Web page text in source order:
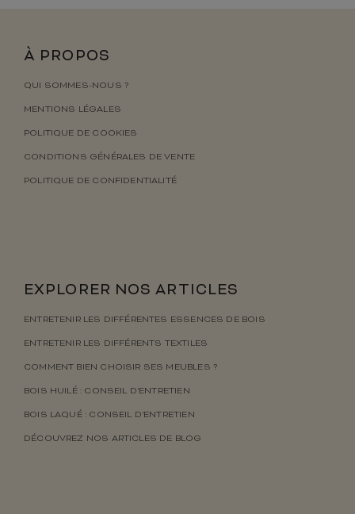
À PROPOS
QUI SOMMES-NOUS ?
MENTIONS LÉGALES
POLITIQUE DE COOKIES
CONDITIONS GÉNÉRALES DE VENTE
POLITIQUE DE CONFIDENTIALITÉ
EXPLORER NOS ARTICLES
ENTRETENIR LES DIFFÉRENTES ESSENCES DE BOIS
ENTRETENIR LES DIFFÉRENTS TEXTILES
COMMENT BIEN CHOISIR SES MEUBLES ?
BOIS HUILÉ : CONSEIL D’ENTRETIEN
BOIS LAQUÉ : CONSEIL D’ENTRETIEN
DÉCOUVREZ NOS ARTICLES DE BLOG